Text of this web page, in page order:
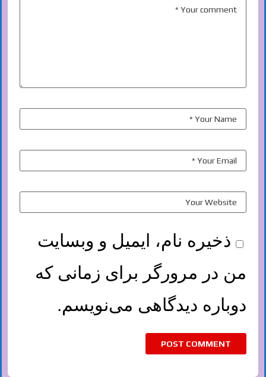
ذخیره نام، ایمیل و وبسایت
من در مرورگر برای زمانی که
دوباره دیدگاهی می‌نویسم.